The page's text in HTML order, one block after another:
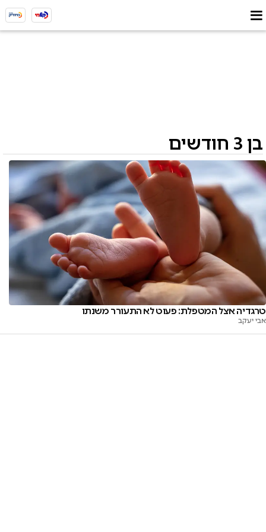
בן 3 חודשים
טרגדיה אצל המטפלת: פעוט לא התעורר משנתו
אבי יעקב